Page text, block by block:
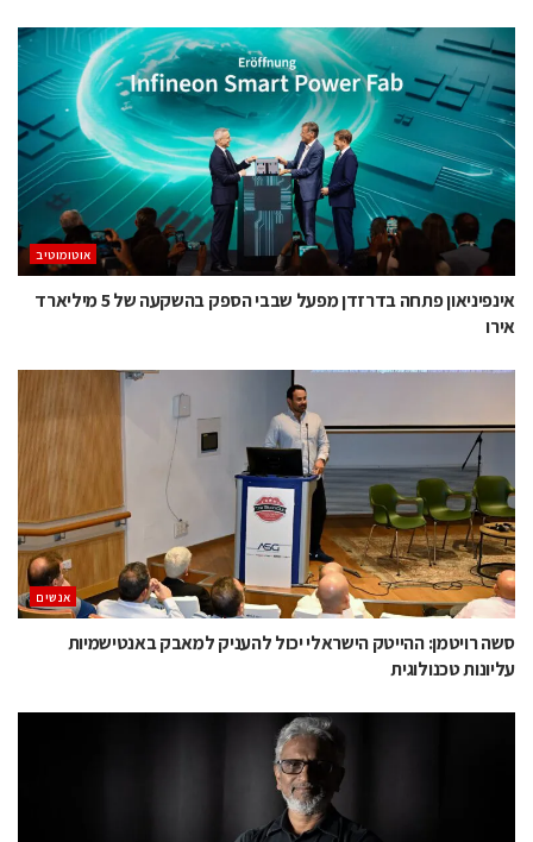
אוטומוטיב
אינפיניאון פתחה בדרזדן מפעל שבבי הספק בהשקעה של 5 מיליארד
אירו
אנשים
סשה רויטמן: ההייטק הישראלי יכול להעניק למאבק באנטישמיות
עליונות טכנולוגית